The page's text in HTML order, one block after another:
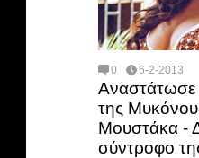
0 6-2-2013
Αναστάτωσε
της Μυκόνου
Μουστάκα -
σύντροφο